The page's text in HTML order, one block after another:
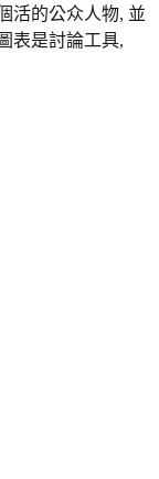
活的公众人物, 並
表是討論工具,